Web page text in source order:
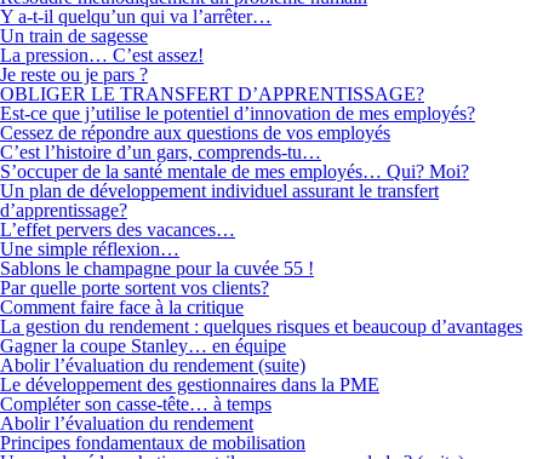
Y a-t-il quelqu’un qui va l’arrêter…
Un train de sagesse
La pression… C’est assez!
Je reste ou je pars ?
OBLIGER LE TRANSFERT D’APPRENTISSAGE?
Est-ce que j’utilise le potentiel d’innovation de mes employés?
Cessez de répondre aux questions de vos employés
C’est l’histoire d’un gars, comprends-tu…
S’occuper de la santé mentale de mes employés… Qui? Moi?
Un plan de développement individuel assurant le transfert
d’apprentissage?
L’effet pervers des vacances…
Une simple réflexion…
Sablons le champagne pour la cuvée 55 !
Par quelle porte sortent vos clients?
Comment faire face à la critique
La gestion du rendement : quelques risques et beaucoup d’avantages
Gagner la coupe Stanley… en équipe
Abolir l’évaluation du rendement (suite)
Le développement des gestionnaires dans la PME
Compléter son casse-tête… à temps
Abolir l’évaluation du rendement
Principes fondamentaux de mobilisation